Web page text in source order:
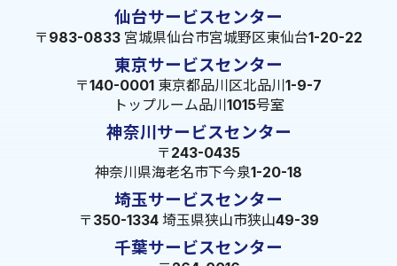
仙台サービスセンター
〒983-0833 宮城県仙台市宮城野区東仙台1-20-22
東京サービスセンター
〒140-0001 東京都品川区北品川1-9-7
トップルーム品川1015号室
神奈川サービスセンター
〒243-0435
神奈川県海老名市下今泉1-20-18
埼玉サービスセンター
〒350-1334 埼玉県狭山市狭山49-39
千葉サービスセンター